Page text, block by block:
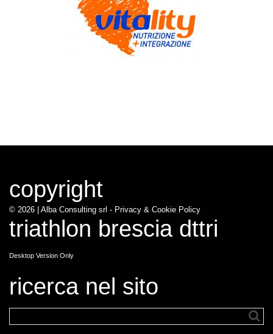
copyright
© 2026 | Alba Consulting srl - Privacy & Cookie Policy
triathlon brescia dttri
Desktop Version Only
ricerca nel sito